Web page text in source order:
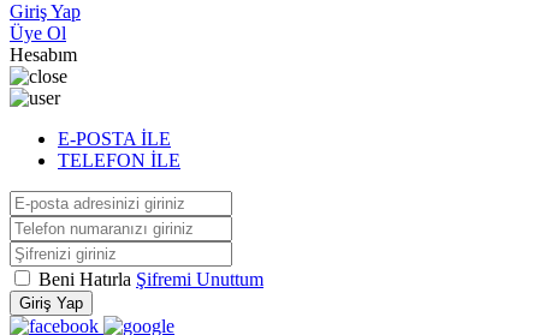
Giriş Yap
Üye Ol
Hesabım
E-POSTA İLE
TELEFON İLE
Beni Hatırla Şifremi Unuttum
Giriş Yap